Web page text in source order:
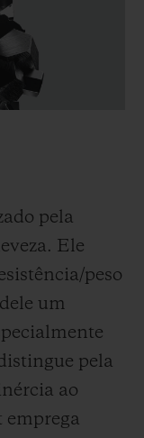
pela
Ele
peso
um
pela
ao
emprega